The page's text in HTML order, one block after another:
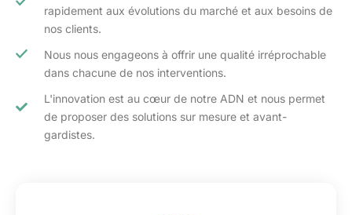
rapidement aux évolutions du marché et aux besoins de
nos clients.​
Nous nous engageons à offrir une qualité irréprochable
dans chacune de nos interventions.
L'innovation est au cœur de notre ADN et nous permet
de proposer des solutions sur mesure et avant-
gardistes.